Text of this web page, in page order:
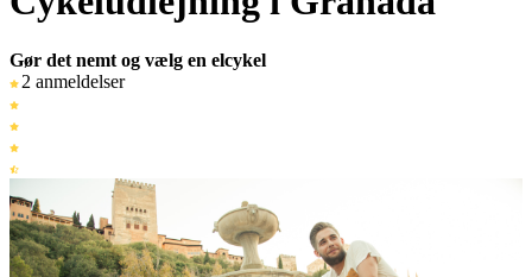
Gør det nemt og vælg en elcykel
2 anmeldelser